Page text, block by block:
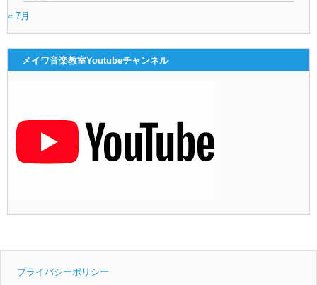
« 7月
メイワ音楽教室Youtubeチャンネル
プライバシーポリシー